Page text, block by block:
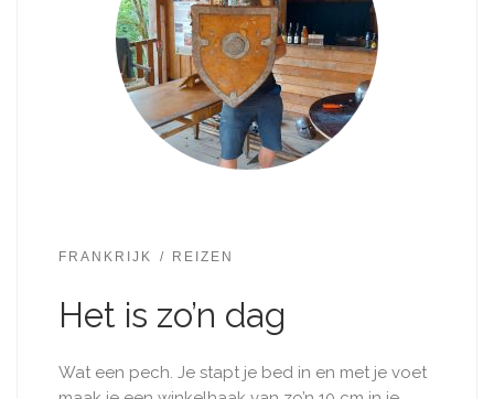
FRANKRIJK REIZEN
Het is zo’n dag
Wat een pech. Je stapt je bed in en met je voet